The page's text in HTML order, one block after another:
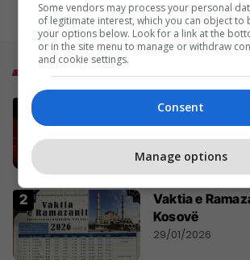
Top 5
MINUTË PAS
vazhdon në
e Mesme
28/02/2026
Vaktia e
Kosovë
29/01/2026
Some vendors may process your personal
of legitimate interest, which you can object to
your options below. Look for a link at the
or in the site menu to manage or withdraw
and cookie settings.
Consent
Manage options